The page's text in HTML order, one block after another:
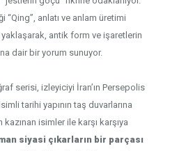
anlatı ve anlam üretimi
antik form ve işaretlerin
dair bir yorum sunuyor.
serisi, izleyiciyi İran’ın Persepolis
tarihi yapının taş duvarlarına
isimler ile karşı karşıya
siyasi çıkarların bir parçası